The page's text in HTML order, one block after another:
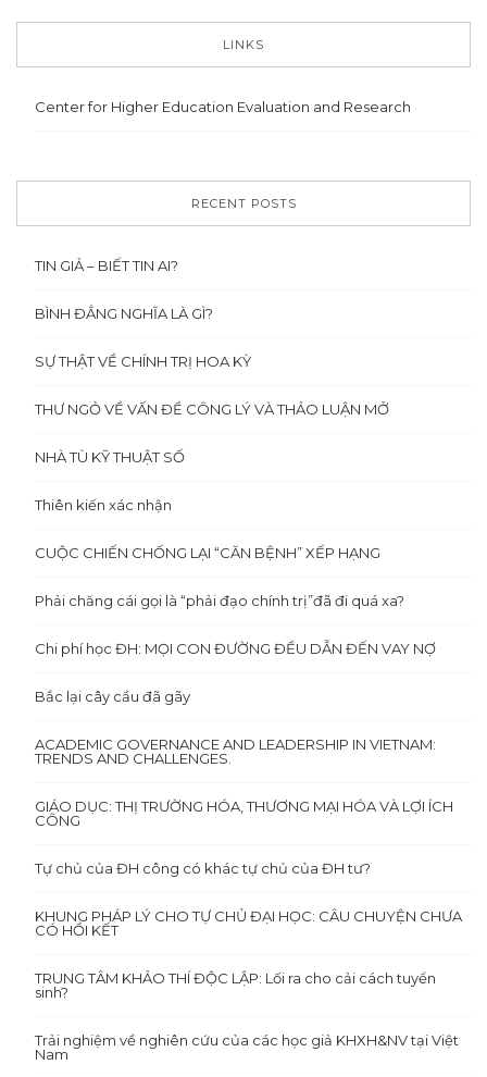
LINKS
Center for Higher Education Evaluation and Research
RECENT POSTS
TIN GIẢ – BIẾT TIN AI?
BÌNH ĐẲNG NGHĨA LÀ GÌ?
SỰ THẬT VỀ CHÍNH TRỊ HOA KỲ
THƯ NGỎ VỀ VẤN ĐỀ CÔNG LÝ VÀ THẢO LUẬN MỞ
NHÀ TÙ KỸ THUẬT SỐ
Thiên kiến xác nhận
CUỘC CHIẾN CHỐNG LẠI “CĂN BỆNH” XẾP HẠNG
Phải chăng cái gọi là “phải đạo chính trị”đã đi quá xa?
Chi phí học ĐH: MỌI CON ĐƯỜNG ĐỀU DẪN ĐẾN VAY NỢ
Bắc lại cây cầu đã gãy
ACADEMIC GOVERNANCE AND LEADERSHIP IN VIETNAM:
TRENDS AND CHALLENGES.
GIÁO DỤC: THỊ TRƯỜNG HÓA, THƯƠNG MẠI HÓA VÀ LỢI ÍCH
CÔNG
Tự chủ của ĐH công có khác tự chủ của ĐH tư?
KHUNG PHÁP LÝ CHO TỰ CHỦ ĐẠI HỌC: CÂU CHUYỆN CHƯA
CÓ HỒI KẾT
TRUNG TÂM KHẢO THÍ ĐỘC LẬP: Lối ra cho cải cách tuyển
sinh?
Trải nghiệm về nghiên cứu của các học giả KHXH&NV tại Việt
Nam